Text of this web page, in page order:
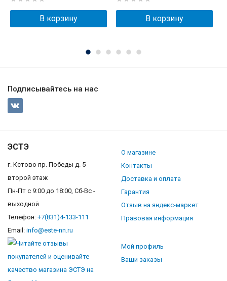
В корзину В корзину
Подписывайтесь на нас
ЭСТЭ
г. Кстово пр. Победы д. 5
второй этаж
Пн-Пт с 9:00 до 18:00, Сб-Вс -
выходной
Телефон: +7(831)4-133-111
Email: info@este-nn.ru
О магазине
Контакты
Доставка и оплата
Гарантия
Отзыв на яндекс-маркет
Правовая информация
Мой профиль
Ваши заказы